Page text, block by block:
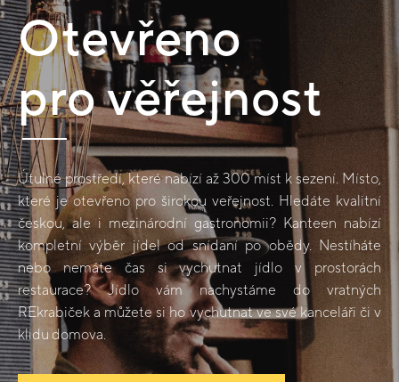
Otevřeno
pro věřejnost
Útulné prostředí, které nabízí až 300 míst k sezení. Místo,
které je otevřeno pro širokou veřejnost. Hledáte kvalitní
českou, ale i mezinárodní gastronomii? Kanteen nabízí
kompletní výběr jídel od snídaní po obědy. Nestíháte
nebo nemáte čas si vychutnat jídlo v prostorách
restaurace? Jídlo vám nachystáme do vratných
REkrabiček a můžete si ho vychutnat ve své kanceláři či v
klidu domova.